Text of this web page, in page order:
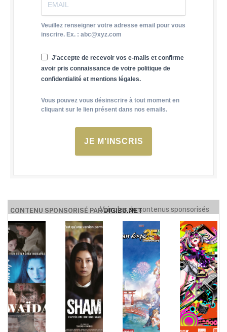
Veuillez renseigner votre adresse email pour vous
inscrire. Ex. : abc@xyz.com
J'accepte de recevoir vos e-mails et confirme
avoir pris connaissance de votre politique de
confidentialité et mentions légales.
Vous pouvez vous désinscrire à tout moment en
cliquant sur le lien présent dans nos emails.
JE M'INSCRIS
CONTENU SPONSORISÉ PARDIGIBU.NET
Voir plus de contenus sponsorisés